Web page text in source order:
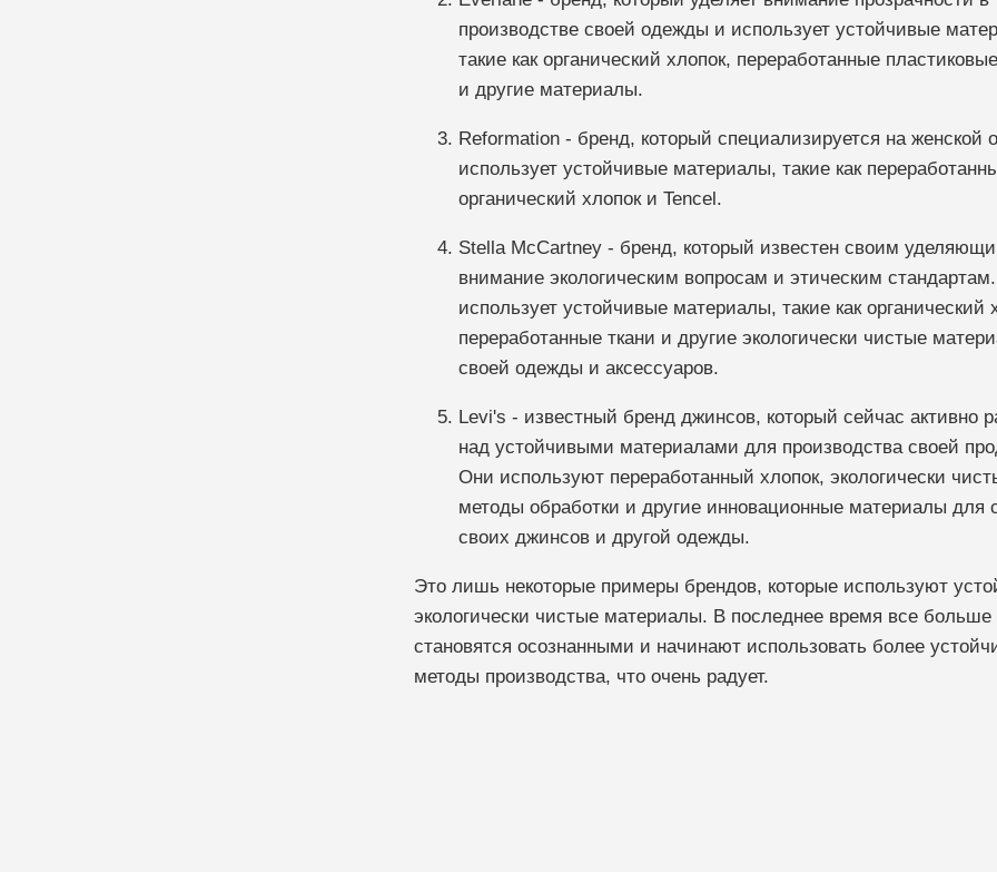
производстве своей одежды и использует устойчивые
такие как органический хлопок, переработанные
и другие материалы.
Reformation - бренд, который специализируется на женской
использует устойчивые материалы, такие как
органический хлопок и Tencel.
Stella McCartney - бренд, который известен своим
внимание экологическим вопросам и этическим
использует устойчивые материалы, такие как органический
переработанные ткани и другие экологически чистые
своей одежды и аксессуаров.
Levi's - известный бренд джинсов, который сейчас активно
над устойчивыми материалами для производства своей
Они используют переработанный хлопок, экологически
методы обработки и другие инновационные материалы для
своих джинсов и другой одежды.
Это лишь некоторые примеры брендов, которые используют
экологически чистые материалы. В последнее время все больше
становятся осознанными и начинают использовать более
методы производства, что очень радует.